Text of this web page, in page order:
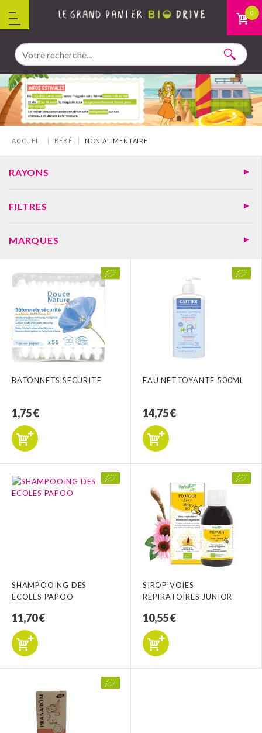
0
ACCUEIL BÉBÉ NON ALIMENTAIRE
RAYONS
FILTRES
MARQUES
BATONNETS SECURITE
1,75 €
EAU NETTOYANTE 500ML
14,75 €
SHAMPOOING DES
ECOLES PAPOO
11,70 €
SIROP VOIES
REPIRATOIRES JUNIOR
10,55 €